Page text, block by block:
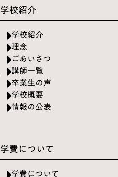
学校紹介
学校紹介
理念
ごあいさつ
講師一覧
卒業生の声
学校概要
情報の公表
学費について